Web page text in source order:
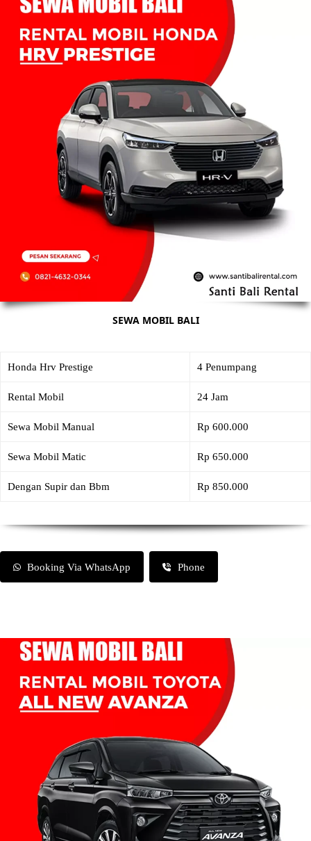
SEWA MOBIL BALI
Honda Hrv Prestige 4 Penumpang
Rental Mobil 24 Jam
Sewa Mobil Manual Rp 600.000
Sewa Mobil Matic Rp 650.000
Dengan Supir dan Bbm Rp 850.000
Booking Via WhatsApp Phone